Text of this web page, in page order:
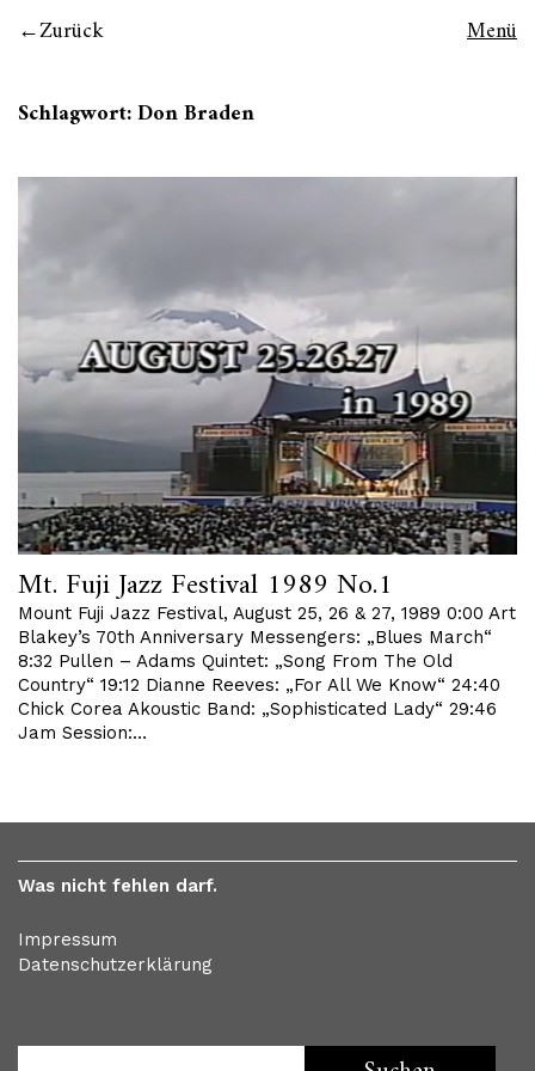
Zurück Menü
Schlagwort:Don Braden
Mt. Fuji Jazz Festival 1989 No.1
Mount Fuji Jazz Festival, August 25, 26 & 27, 1989 0:00 Art
Blakey’s 70th Anniversary Messengers: „Blues March“
8:32 Pullen – Adams Quintet: „Song From The Old
Country“ 19:12 Dianne Reeves: „For All We Know“ 24:40
Chick Corea Akoustic Band: „Sophisticated Lady“ 29:46
Jam Session:…
Was nicht fehlen darf.
Impressum
Datenschutzerklärung